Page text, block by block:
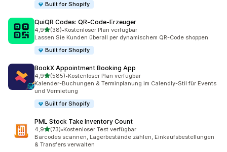
Built for Shopify
QuiQR Codes: QR‑Code‑Erzeuger
4,9von 5 Sternen
(38)
38 Rezensionen insgesamt
•Kostenloser Plan verfügbar
Lassen Sie Kunden überall per dynamischem QR-Code shoppen
Built for Shopify
BookX Appointment Booking App
4,9von 5 Sternen
(585)
585 Rezensionen insgesamt
•Kostenloser Plan verfügbar
Kalender-Buchungen & Terminplanung im Calendly-Stil für Events
und Vermietung
Built for Shopify
PML Stock Take Inventory Count
4,9von 5 Sternen
(73)
73 Rezensionen insgesamt
•Kostenloser Test verfügbar
Barcodes scannen, Lagerbestände zählen, Einkaufsbestellungen
& Transfers verwalten